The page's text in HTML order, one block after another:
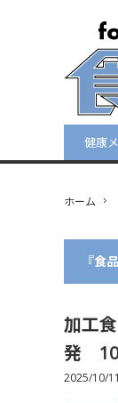
健康
ホーム
『食
加工
発 10
2025/10/11